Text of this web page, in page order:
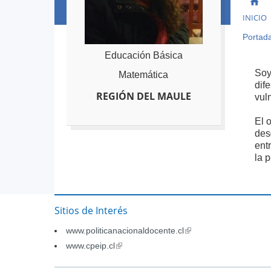
INICIO
aquí
top
El
la
Educación Básica
Matemática
REGIÓN DEL MAULE
Sitios de Interés
www.politicanacionaldocente.cl(link
www.cpeip.cl(link